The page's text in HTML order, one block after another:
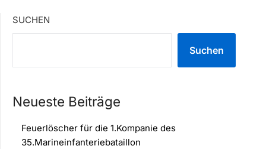
SUCHEN
Suchen
Neueste Beiträge
Feuerlöscher für die 1.Kompanie des
35.Marineinfanteriebataillon